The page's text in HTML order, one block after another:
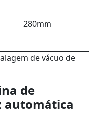
280mm
de vácuo de
de
automática